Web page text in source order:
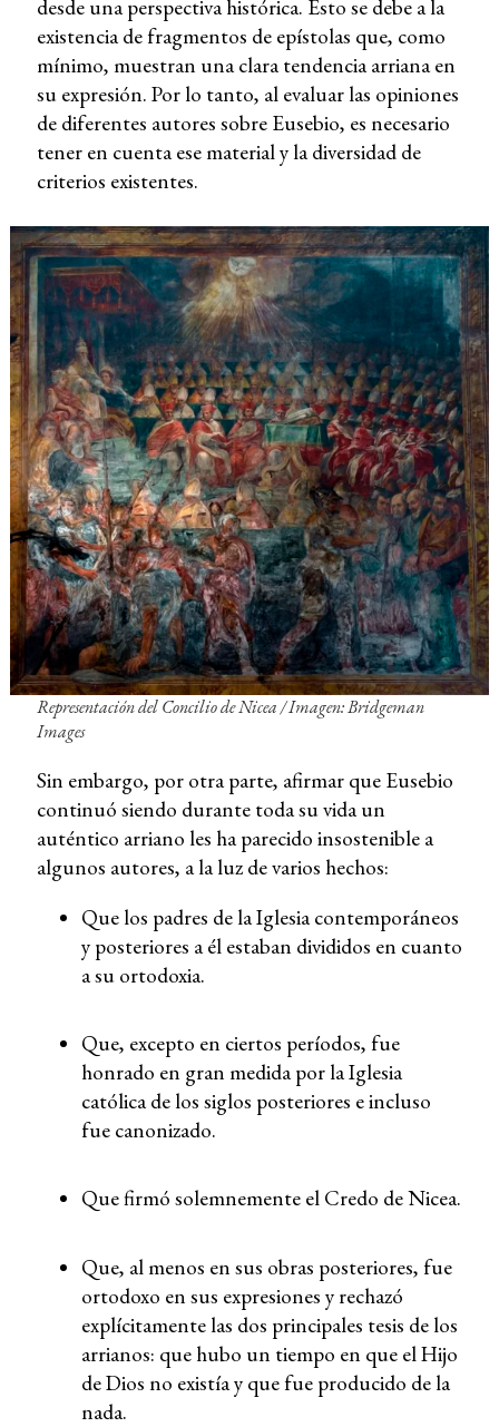
desde una perspectiva histórica. Esto se debe a la
existencia de fragmentos de epístolas que, como
mínimo, muestran una clara tendencia arriana en
su expresión. Por lo tanto, al evaluar las opiniones
de diferentes autores sobre Eusebio, es necesario
tener en cuenta ese material y la diversidad de
criterios existentes.
Representación del Concilio de Nicea / Imagen: Bridgeman
Images
Sin embargo, por otra parte, afirmar que Eusebio
continuó siendo durante toda su vida un
auténtico arriano les ha parecido insostenible a
algunos autores, a la luz de varios hechos:
Que los padres de la Iglesia contemporáneos
y posteriores a él estaban divididos en cuanto
a su ortodoxia.
Que, excepto en ciertos períodos, fue
honrado en gran medida por la Iglesia
católica de los siglos posteriores e incluso
fue canonizado.
Que firmó solemnemente el Credo de Nicea.
Que, al menos en sus obras posteriores, fue
ortodoxo en sus expresiones y rechazó
explícitamente las dos principales tesis de los
arrianos: que hubo un tiempo en que el Hijo
de Dios no existía y que fue producido de la
nada.